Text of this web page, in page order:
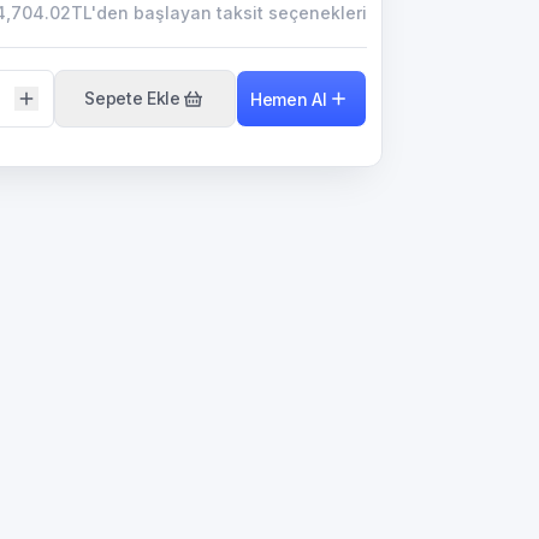
başlayan taksit seçenekleri
Sepete Ekle Hemen Al